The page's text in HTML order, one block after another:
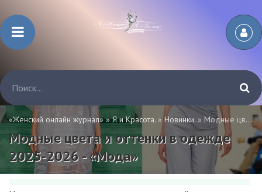
«Женский онлайн журнал»»Я и Красота. »Новинки. » Модные цвета и оттенки в одежде 2025-2026 - «Мода»
Модные цвета и оттенки в одежде
2025-2026 - «Мода»